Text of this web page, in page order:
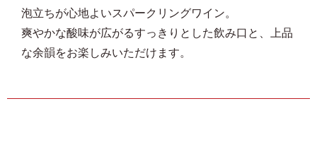
泡立ちが心地よいスパークリングワイン。
爽やかな酸味が広がるすっきりとした飲み口と、上品
な余韻をお楽しみいただけます。